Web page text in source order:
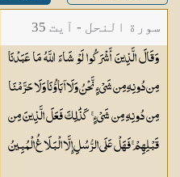
سورة النحل - آیت 35
وَقَالَ الَّذِينَ أَشْرَكُوا لَوْ شَاءَ اللَّهُ مَا عَبَدْنَا
مِن دُونِهِ مِن شَيْءٍ نَّحْنُ وَلَا آبَاؤُنَا وَلَا حَرَّمْنَا
مِن دُونِهِ مِن شَيْءٍ ۚ كَذَٰلِكَ فَعَلَ الَّذِينَ مِن
قَبْلِهِمْ ۚ فَهَلْ عَلَى الرُّسُلِ إِلَّا الْبَلَاغُالْمُبِينُ